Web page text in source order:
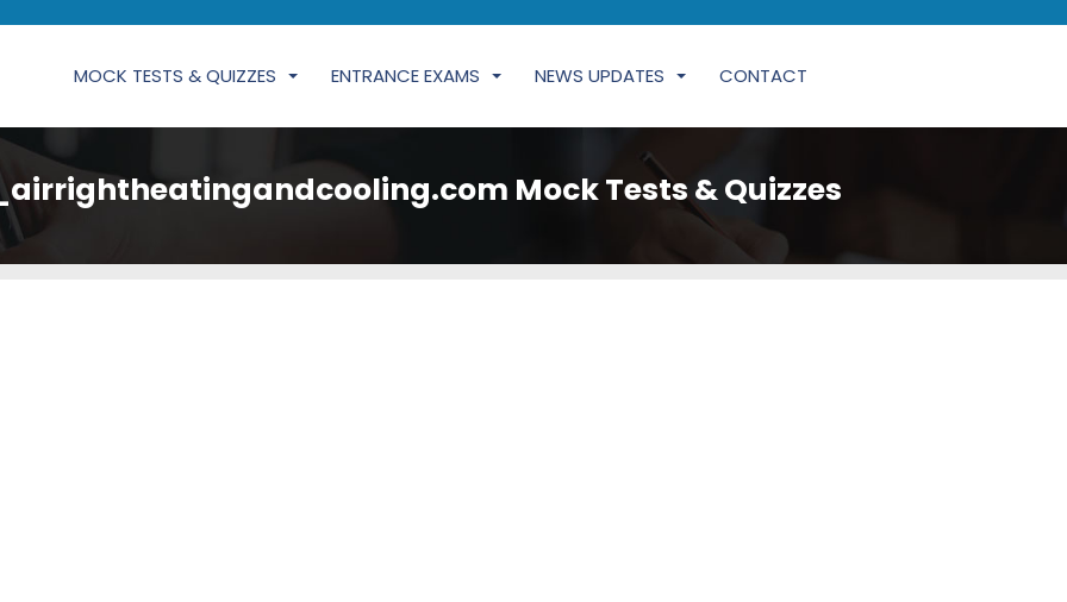
MOCK TESTS & QUIZZES ENTRANCE EXAMS NEWS UPDATES CONTACT
Mock Tests & Quizzes